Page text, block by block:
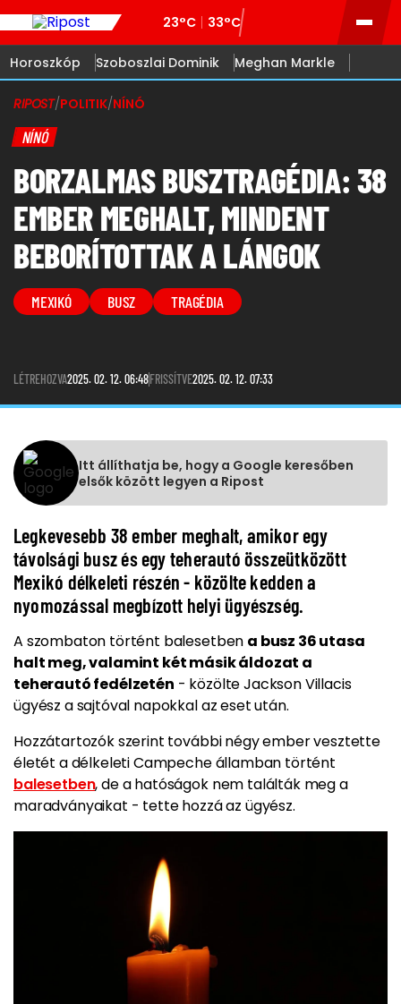
23°C 33°C
Horoszkóp Szoboszlai Dominik Meghan Markle
RIPOST/POLITIK/NÍNÓ
NÍNÓ
BORZALMAS BUSZTRAGÉDIA: 38
EMBER MEGHALT, MINDENT
BEBORÍTOTTAK A LÁNGOK
MEXIKÓ BUSZ TRAGÉDIA
LÉTREHOZVA2025. 02. 12. 06:48FRISSÍTVE2025. 02. 12. 07:33
Itt állíthatja be, hogy a Google keresőben
elsők között legyen a Ripost
Legkevesebb 38 ember meghalt, amikor egy
távolsági busz és egy teherautó összeütközött
Mexikó délkeleti részén - közölte kedden a
nyomozással megbízott helyi ügyészség.
A szombaton történt balesetben a busz 36 utasa
halt meg, valamint két másik áldozat a
teherautó fedélzetén - közölte Jackson Villacis
ügyész a sajtóval napokkal az eset után.
Hozzátartozók szerint további négy ember vesztette
életét a délkeleti Campeche államban történt
balesetben, de a hatóságok nem találták meg a
maradványaikat - tette hozzá az ügyész.